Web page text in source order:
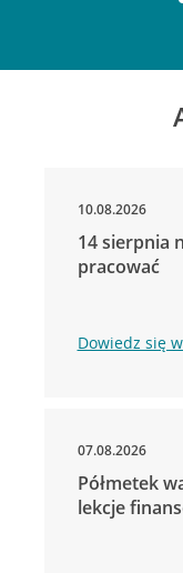
10.08.2026
14 sierpnia
pracować
Dowiedz się
07.08.2026
Półmetek
lekcje